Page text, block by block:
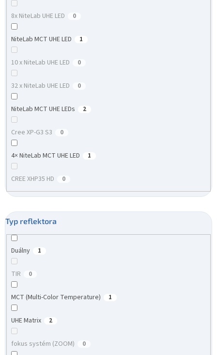
8x NiteLab UHE LED 0
NiteLab MCT UHE LED 1
10 x NiteLab UHE LED 0
32 x NiteLab UHE LED 0
NiteLab MCT UHE LEDs 2
Cree XP-G3 S3 0
4× NiteLab MCT UHE LED 1
CREE XHP35 HD 0
Typ reflektora
Duálny 1
TIR 0
MCT (Multi-Color Temperature) 1
UHE Matrix 2
fokus systém (ZOOM) 0